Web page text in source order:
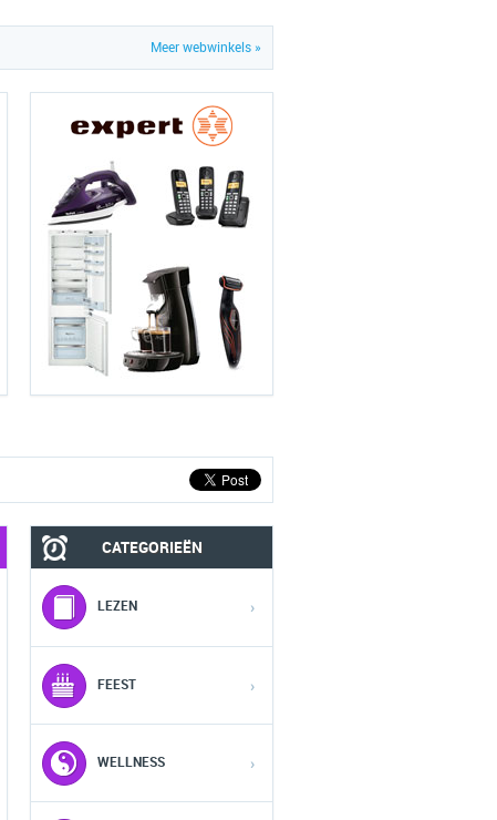
Meer webwinkels »
MOBIEL
CATEGORIEËN
LEZEN ›
FEEST ›
WELLNESS ›